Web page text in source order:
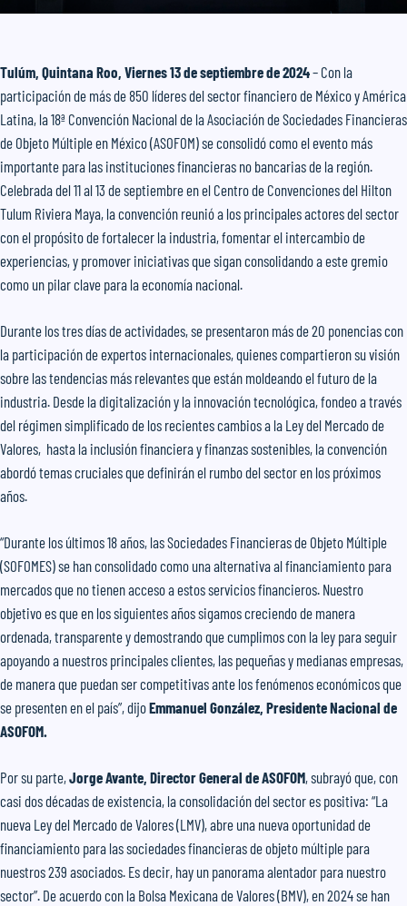
Tulúm, Quintana Roo, Viernes 13 de septiembre de 2024– Con la
participación de más de 850 líderes del sector financiero de México y América
Latina, la 18ª Convención Nacional de la Asociación de Sociedades Financieras
de Objeto Múltiple en México (ASOFOM) se consolidó como el evento más
importante para las instituciones financieras no bancarias de la región.
Celebrada del 11 al 13 de septiembre en el Centro de Convenciones del Hilton
Tulum Riviera Maya, la convención reunió a los principales actores del sector
con el propósito de fortalecer la industria, fomentar el intercambio de
experiencias, y promover iniciativas que sigan consolidando a este gremio
como un pilar clave para la economía nacional.
Durante los tres días de actividades, se presentaron más de 20 ponencias con
la participación de expertos internacionales, quienes compartieron su visión
sobre las tendencias más relevantes que están moldeando el futuro de la
industria. Desde la digitalización y la innovación tecnológica, fondeo a través
del régimen simplificado de los recientes cambios a la Ley del Mercado de
Valores, hasta la inclusión financiera y finanzas sostenibles, la convención
abordó temas cruciales que definirán el rumbo del sector en los próximos
años.
“Durante los últimos 18 años, las Sociedades Financieras de Objeto Múltiple
(SOFOMES) se han consolidado como una alternativa al financiamiento para
mercados que no tienen acceso a estos servicios financieros. Nuestro
objetivo es que en los siguientes años sigamos creciendo de manera
ordenada, transparente y demostrando que cumplimos con la ley para seguir
apoyando a nuestros principales clientes, las pequeñas y medianas empresas,
de manera que puedan ser competitivas ante los fenómenos económicos que
se presenten en el país”, dijoEmmanuel González, Presidente Nacional de
ASOFOM.
Por su parte,Jorge Avante, Director General de ASOFOM, subrayó que, con
casi dos décadas de existencia, la consolidación del sector es positiva: “La
nueva Ley del Mercado de Valores (LMV), abre una nueva oportunidad de
financiamiento para las sociedades financieras de objeto múltiple para
nuestros 239 asociados. Es decir, hay un panorama alentador para nuestro
sector”. De acuerdo con la Bolsa Mexicana de Valores (BMV), en 2024 se han